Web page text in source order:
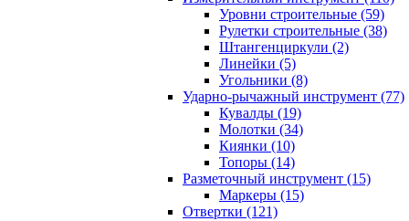
Уровни строительные (59)
Рулетки строительные (38)
Штангенциркули (2)
Линейки (5)
Угольники (8)
Ударно-рычажный инструмент (77)
Кувалды (19)
Молотки (34)
Киянки (10)
Топоры (14)
Разметочный инструмент (15)
Маркеры (15)
Отвертки (121)